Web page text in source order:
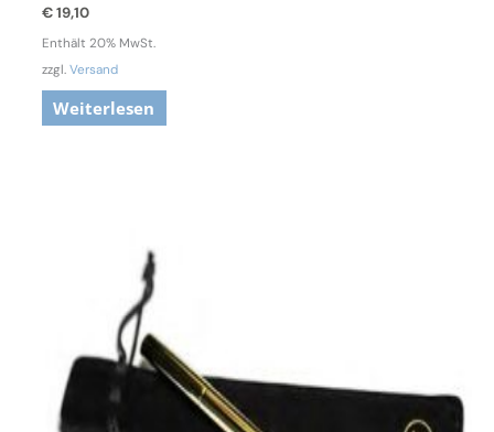
€19,10
Enthält 20% MwSt.
zzgl.Versand
Weiterlesen